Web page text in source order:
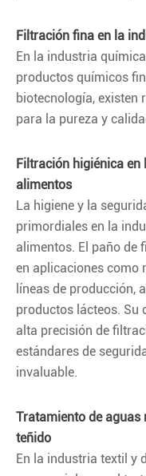
Filtración fina en la
En la industria
productos químicos
biotecnología, existen
para la pureza y
Filtración higiénica
alimentos
La higiene y la
primordiales en la
alimentos. El paño de
en aplicaciones como
líneas de producción,
productos lácteos. Su
alta precisión de
estándares de
invaluable.
Tratamiento de aguas
teñido
En la industria textil y